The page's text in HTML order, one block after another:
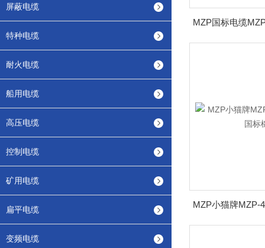
屏蔽电缆
特种电缆
耐火电缆
船用电缆
高压电缆
控制电缆
矿用电缆
扁平电缆
变频电缆